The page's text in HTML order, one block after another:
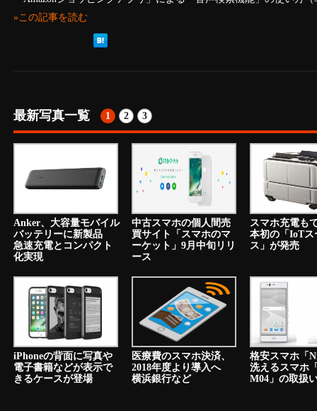
»この記事を読む
最新写真一覧 1 2 3
Anker、大容量モバイル
バッテリーに新製品
急速充電とコンパクト
化実現
中古スマホの個人間売
買サイト「スマホのマ
ーケット」9月中旬リリ
ース
スマホ充電も
本初の「IoTス
ス」が発売
iPhoneの背面に写真や
電子書籍などが表示で
きるケースが登場
医療費のスマホ決済、
2018年度より導入へ
横浜銀行など
格安スマホ
洗えるスマホ
M04」の取扱